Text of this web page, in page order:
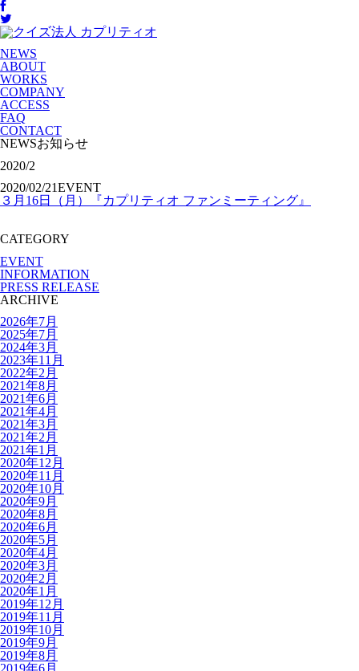
NEWS
ABOUT
WORKS
COMPANY
ACCESS
FAQ
CONTACT
NEWSお知らせ
2020/2
2020/02/21EVENT
３月16日（月）『カプリティオ ファンミーティング』
CATEGORY
EVENT
INFORMATION
PRESS RELEASE
ARCHIVE
2026年7月
2025年7月
2024年3月
2023年11月
2022年2月
2021年8月
2021年6月
2021年4月
2021年3月
2021年2月
2021年1月
2020年12月
2020年11月
2020年10月
2020年9月
2020年8月
2020年6月
2020年5月
2020年4月
2020年3月
2020年2月
2020年1月
2019年12月
2019年11月
2019年10月
2019年9月
2019年8月
2019年6月